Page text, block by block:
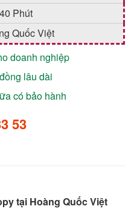
Phút
Quốc Việt
doanh nghiệp
lâu dài
có bảo hành
53
tại Hoàng Quốc Việt